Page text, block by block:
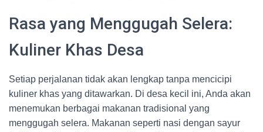
Rasa yang Menggugah Selera:
Kuliner Khas Desa
Setiap perjalanan tidak akan lengkap tanpa mencicipi
kuliner khas yang ditawarkan. Di desa kecil ini, Anda akan
menemukan berbagai makanan tradisional yang
menggugah selera. Makanan seperti nasi dengan sayur